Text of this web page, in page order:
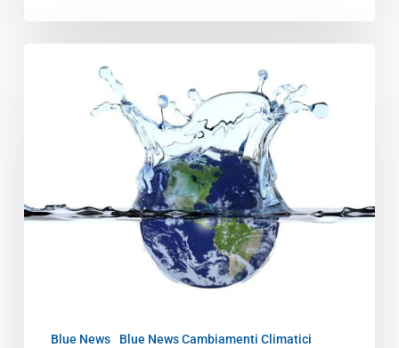
Blue News Blue News Cambiamenti Climatici